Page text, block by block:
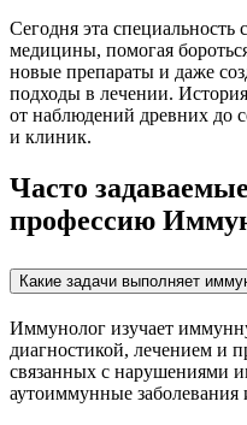
Сегодня эта специальность
медицины, помогая
новые препараты и даже
подходы в лечении.
от наблюдений древних до
и клиник.
Часто
профессию
Какие задачи выполняет
Иммунолог изучает
диагностикой, лечением и
связанных с нарушениями
аутоиммунные